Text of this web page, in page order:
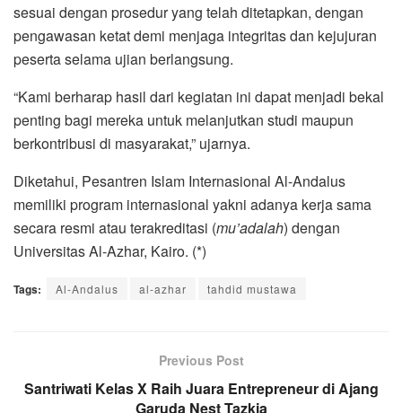
sesuai dengan prosedur yang telah ditetapkan, dengan
pengawasan ketat demi menjaga integritas dan kejujuran
peserta selama ujian berlangsung.
“Kami berharap hasil dari kegiatan ini dapat menjadi bekal
penting bagi mereka untuk melanjutkan studi maupun
berkontribusi di masyarakat,” ujarnya.
Diketahui, Pesantren Islam Internasional Al-Andalus
memiliki program internasional yakni adanya kerja sama
secara resmi atau terakreditasi (mu’adalah) dengan
Universitas Al-Azhar, Kairo. (*)
Tags: Al-Andalus al-azhar tahdid mustawa
Previous Post
Santriwati Kelas X Raih Juara Entrepreneur di Ajang
Garuda Nest Tazkia